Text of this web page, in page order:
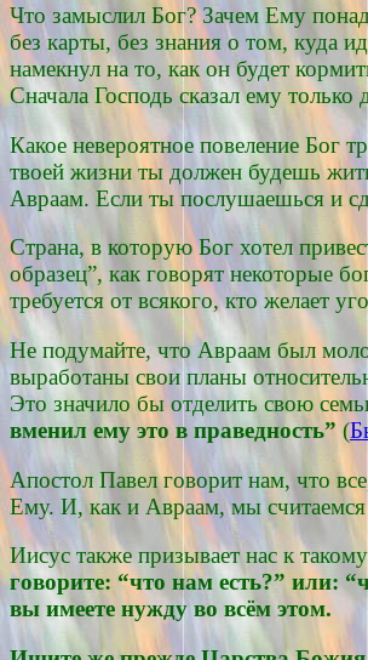
Что замыслил Бог? Зачем Ему
без карты, без знания о том, куда
намекнул на то, как он будет
Сначала Господь сказал ему
Какое невероятное повеление Бог
твоей жизни ты должен будешь
Авраам. Если ты послушаешься и
Страна, в которую Бог хотел
образец”, как говорят некоторые
требуется от всякого, кто желает
Не подумайте, что Авраам был
выработаны свои планы
Это значило бы отделить свою
вменил ему это в праведность” (
Апостол Павел говорит нам, что
Ему. И, как и Авраам, мы
Иисус также призывает нас к
говорите: “что нам есть?” или:
вы имеете нужду во всём этом.